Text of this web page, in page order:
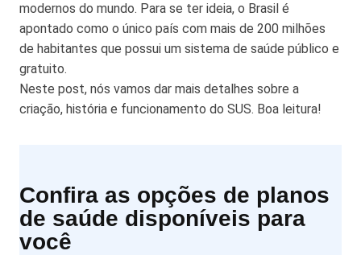
modernos do mundo. Para se ter ideia, o Brasil é
apontado como o único país com mais de 200 milhões
de habitantes que possui um sistema de saúde público e
gratuito.
Neste post, nós vamos dar mais detalhes sobre a
criação, história e funcionamento do SUS. Boa leitura!
Confira as opções de planos
de saúde disponíveis para
você